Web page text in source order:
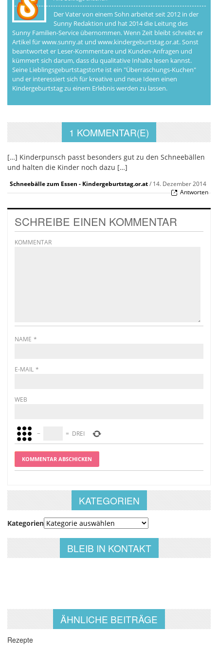
Der Vater von einem Sohn arbeitet seit 2012 in der
Sunny Redaktion und hat 2014 die Leitung des
Sunny Familien-Service übernommen. Wenn Zeit bleibt schreibt er
Artikel für www.sunny.at und www.kindergeburtstag.or.at. Sonst
beantwortet er Leser-Kommentare und Kunden-Anfragen und
kümmert sich darum, dass du qualitative Inhalte lesen kannst.
Seine Lieblingsgeburtstagstorte ist ein "Überraschungs-Kuchen"
und er interessiert sich für kreative und neue Ideen einen
Kindergeburtstag zu einem Erlebnis werden zu lassen.
1 KOMMENTAR(E)
[…] Kinderpunsch passt besonders gut zu den Schneebällen
und halten die Kinder noch dazu […]
Schneebälle zum Essen - Kindergeburtstag.or.at/ 14. Dezember 2014
Antworten
SCHREIBE EINEN KOMMENTAR
KOMMENTAR
NAME *
E-MAIL *
WEB
− = DREI
KATEGORIEN
Kategorien
BLEIB IN KONTAKT
ÄHNLICHE BEITRÄGE
Rezepte